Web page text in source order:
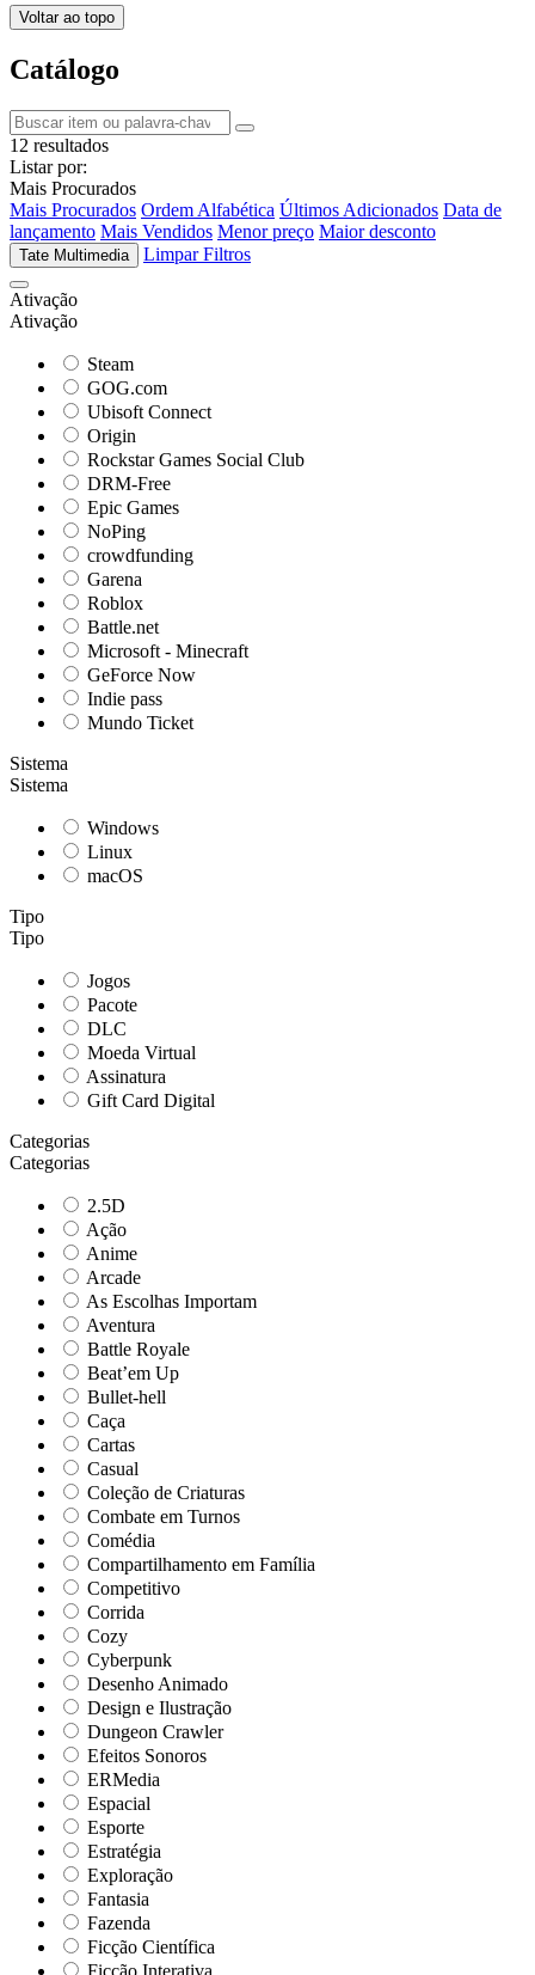
Voltar ao topo
Catálogo
12 resultados
Listar por:
Mais Procurados
Mais Procurados Ordem Alfabética Últimos Adicionados Data de
lançamento Mais Vendidos Menor preço Maior desconto
Tate Multimedia Limpar Filtros
Ativação
Ativação
Steam
GOG.com
Ubisoft Connect
Origin
Rockstar Games Social Club
DRM-Free
Epic Games
NoPing
crowdfunding
Garena
Roblox
Battle.net
Microsoft - Minecraft
GeForce Now
Indie pass
Mundo Ticket
Sistema
Sistema
Windows
Linux
macOS
Tipo
Tipo
Jogos
Pacote
DLC
Moeda Virtual
Assinatura
Gift Card Digital
Categorias
Categorias
2.5D
Ação
Anime
Arcade
As Escolhas Importam
Aventura
Battle Royale
Beat’em Up
Bullet-hell
Caça
Cartas
Casual
Coleção de Criaturas
Combate em Turnos
Comédia
Compartilhamento em Família
Competitivo
Corrida
Cozy
Cyberpunk
Desenho Animado
Design e Ilustração
Dungeon Crawler
Efeitos Sonoros
ERMedia
Espacial
Esporte
Estratégia
Exploração
Fantasia
Fazenda
Ficção Científica